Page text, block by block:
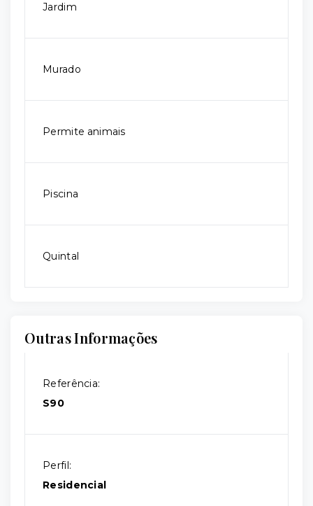
Jardim
Murado
Permite animais
Piscina
Quintal
Outras Informações
Referência:
S90
Perfil:
Residencial